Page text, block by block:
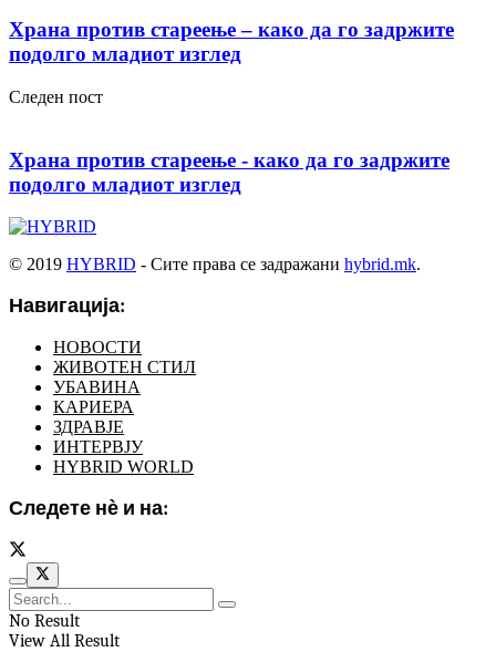
Храна против стареење – како да го задржите
подолго младиот изглед
Следен пост
Храна против стареење - како да го задржите
подолго младиот изглед
© 2019 HYBRID - Сите права се задражани hybrid.mk.
Навигација:
НОВОСТИ
ЖИВОТЕН СТИЛ
УБАВИНА
КАРИЕРА
ЗДРАВЈЕ
ИНТЕРВЈУ
HYBRID WORLD
Следете нѐ и на:
No Result
View All Result